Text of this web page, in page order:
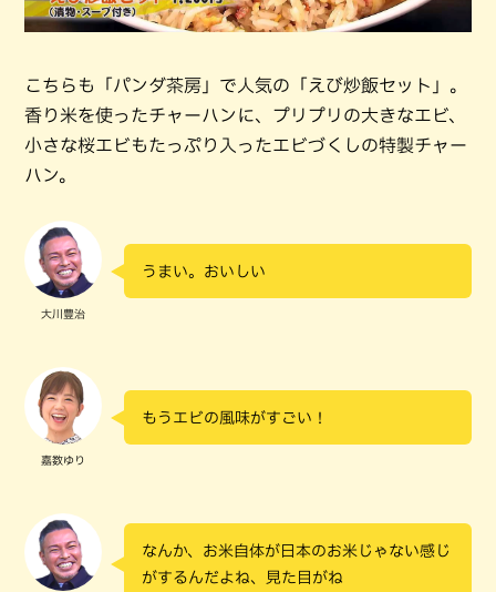
こちらも「パンダ茶房」で人気の「えび炒飯セット」。
香り米を使ったチャーハンに、プリプリの大きなエビ、
小さな桜エビもたっぷり入ったエビづくしの特製チャー
ハン。
大川豊治
うまい。おいしい
嘉数ゆり
もうエビの風味がすごい！
なんか、お米自体が日本のお米じゃない感じ
がするんだよね、見た目がね